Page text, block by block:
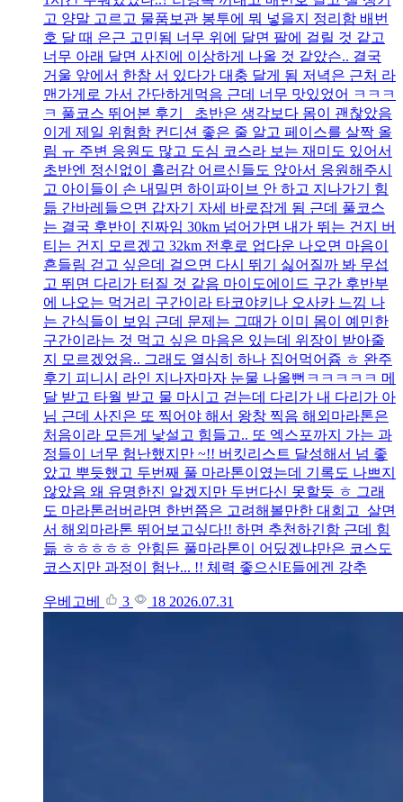
고 양말 고르고 물품보관 봉투에 뭐 넣을지 정리함 배번
호 달 때 은근 고민됨 너무 위에 달면 팔에 걸릴 것 같고
너무 아래 달면 사진에 이상하게 나올 것 같았슨.. 결국
거울 앞에서 한참 서 있다가 대충 달게 됨 저녁은 근처 라
맨가게로 가서 간단하게먹음 근데 너무 맛있었어 ㅋㅋㅋ
ㅋ 풀코스 뛰어본 후기 초반은 생각보다 몸이 괜찮았음
이게 제일 위험함 컨디션 좋은 줄 알고 페이스를 살짝 올
림 ㅠ 주변 응원도 많고 도심 코스라 보는 재미도 있어서
초반엔 정신없이 흘러감 어르신들도 앉아서 응원해주시
고 아이들이 손 내밀면 하이파이브 안 하고 지나가기 힘
듦 간바레들으면 갑자기 자세 바로잡게 됨 근데 풀코스
는 결국 후반이 진짜임 30km 넘어가면 내가 뛰는 건지 버
티는 건지 모르겠고 32km 전후로 업다운 나오면 마음이
흔들림 걷고 싶은데 걸으면 다시 뛰기 싫어질까 봐 무섭
고 뛰면 다리가 터질 것 같음 마이도에이드 구간 후반부
에 나오는 먹거리 구간이라 타코야키나 오사카 느낌 나
는 간식들이 보임 근데 문제는 그때가 이미 몸이 예민한
구간이라는 것 먹고 싶은 마음은 있는데 위장이 받아줄
지 모르겠었음.. 그래도 열심히 하나 집어먹어쥼 ㅎ 완주
후기 피니시 라인 지나자마자 눈물 나올뻔ㅋㅋㅋㅋㅋ 메
달 받고 타월 받고 물 마시고 걷는데 다리가 내 다리가 아
님 근데 사진은 또 찍어야 해서 왕창 찍음 해외마라톤은
처음이라 모든게 낯설고 힘들고.. 또 엑스포까지 가는 과
정들이 너무 험난했지만 ~!! 버킷리스트 달성해서 넘 좋
았고 뿌듯했고 두번째 풀 마라톤이였는데 기록도 나쁘지
않았음 왜 유명한진 알겠지만 두번다신 못할듯 ㅎ 그래
도 마라톤러버라면 한번쯤은 고려해볼만한 대회고 살면
서 해외마라톤 뛰어보고싶다!! 하면 추천하긴함 근데 힘
듦 ㅎㅎㅎㅎㅎ 안힘든 풀마라톤이 어딨겠냐만은 코스도
코스지만 과정이 험난... !! 체력 좋으신E들에겐 강추
우베고베 3 18 2026.07.31